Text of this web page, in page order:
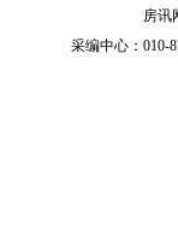
房讯
采编中心：010-